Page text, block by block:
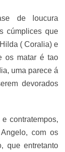
de loucura
cúmplices que
( Coralia) e
os matar é tao
uma parece á
devorados
contratempos,
com os
que entretanto